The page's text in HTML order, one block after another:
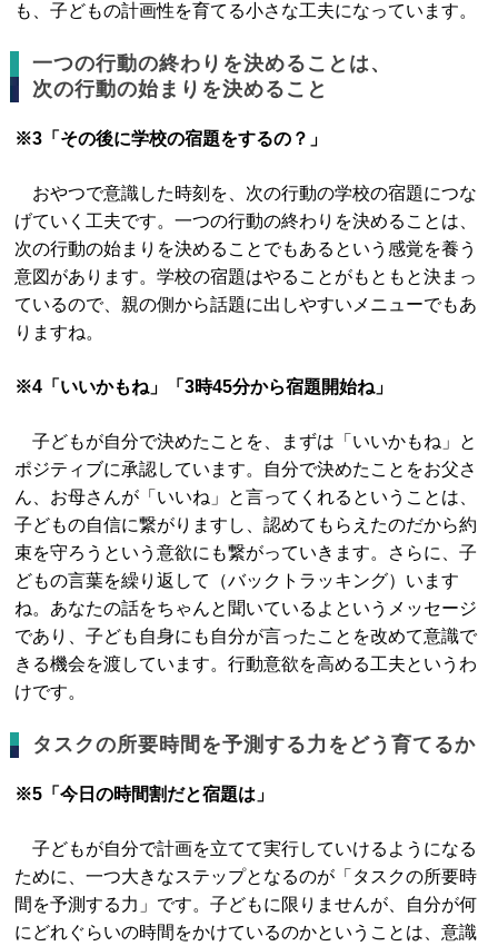
も、子どもの計画性を育てる小さな工夫になっています。
一つの行動の終わりを決めることは、
次の行動の始まりを決めること
※3「その後に学校の宿題をするの？」
おやつで意識した時刻を、次の行動の学校の宿題につな
げていく工夫です。一つの行動の終わりを決めることは、
次の行動の始まりを決めることでもあるという感覚を養う
意図があります。学校の宿題はやることがもともと決まっ
ているので、親の側から話題に出しやすいメニューでもあ
りますね。
※4「いいかもね」「3時45分から宿題開始ね」
子どもが自分で決めたことを、まずは「いいかもね」と
ポジティブに承認しています。自分で決めたことをお父さ
ん、お母さんが「いいね」と言ってくれるということは、
子どもの自信に繋がりますし、認めてもらえたのだから約
束を守ろうという意欲にも繋がっていきます。さらに、子
どもの言葉を繰り返して（バックトラッキング）います
ね。あなたの話をちゃんと聞いているよというメッセージ
であり、子ども自身にも自分が言ったことを改めて意識で
きる機会を渡しています。行動意欲を高める工夫というわ
けです。
タスクの所要時間を予測する力をどう育てるか
※5「今日の時間割だと宿題は」
子どもが自分で計画を立てて実行していけるようになる
ために、一つ大きなステップとなるのが「タスクの所要時
間を予測する力」です。子どもに限りませんが、自分が何
にどれぐらいの時間をかけているのかということは、意識